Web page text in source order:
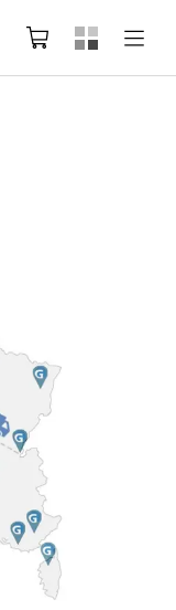
Rechercher
Panier